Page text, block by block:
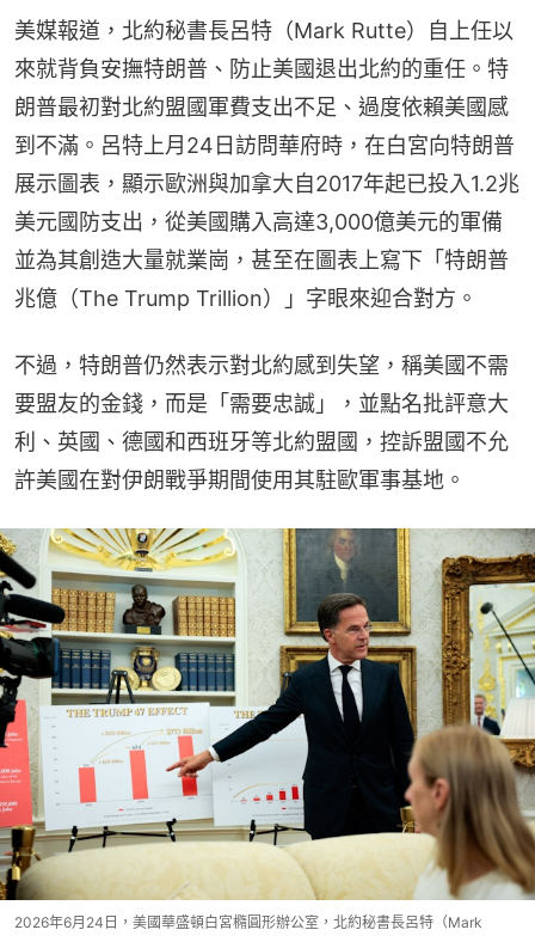
美媒報道，北約秘書長呂特（Mark Rutte）自上任以
來就背負安撫特朗普、防止美國退出北約的重任。特
朗普最初對北約盟國軍費支出不足、過度依賴美國感
到不滿。呂特上月24日訪問華府時，在白宮向特朗普
展示圖表，顯示歐洲與加拿大自2017年起已投入1.2兆
美元國防支出，從美國購入高達3,000億美元的軍備
並為其創造大量就業崗，甚至在圖表上寫下「特朗普
兆億（The Trump Trillion）」字眼來迎合對方。
不過，特朗普仍然表示對北約感到失望，稱美國不需
要盟友的金錢，而是「需要忠誠」，並點名批評意大
利、英國、德國和西班牙等北約盟國，控訴盟國不允
許美國在對伊朗戰爭期間使用其駐歐軍事基地。
2026年6月24日，美國華盛頓白宮橢圓形辦公室，北約秘書長呂特（Mark